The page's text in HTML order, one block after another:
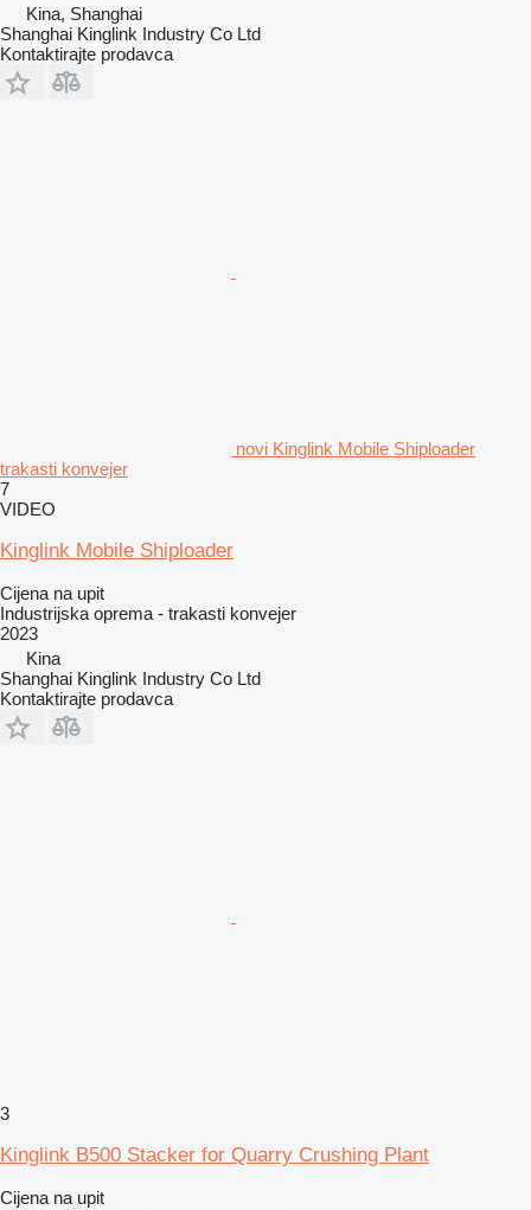
Kina, Shanghai
Shanghai Kinglink Industry Co Ltd
Kontaktirajte prodavca
novi Kinglink Mobile Shiploader
trakasti konvejer
7
VIDEO
Kinglink Mobile Shiploader
Cijena na upit
Industrijska oprema - trakasti konvejer
2023
Kina
Shanghai Kinglink Industry Co Ltd
Kontaktirajte prodavca
3
Kinglink B500 Stacker for Quarry Crushing Plant
Cijena na upit